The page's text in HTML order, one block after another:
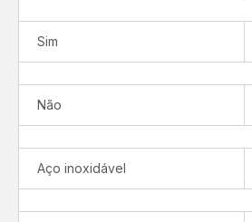
Sim
Não
Aço inoxidável